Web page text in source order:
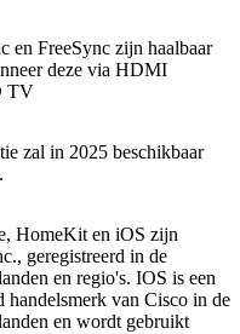
FreeSync zijn haalbaar
deze via HDMI
TV
zal in 2025 beschikbaar
HomeKit en iOS zijn
geregistreerd in de
en regio's. IOS is een
handelsmerk van Cisco in de
en wordt gebruikt